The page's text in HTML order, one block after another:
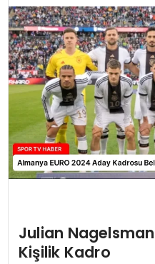
EĞITIM
MAGAZIN
SPOR
YAŞAM
Julian
Kişilik Kadro